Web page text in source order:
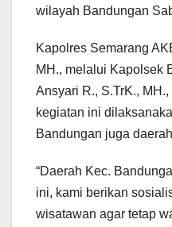
wilayah Bandungan
Kapolres Semarang
MH., melalui Kapolsek
Ansyari R., S.TrK.,
kegiatan ini
Bandungan juga
“Daerah Kec.
ini, kami berikan
wisatawan agar tetap